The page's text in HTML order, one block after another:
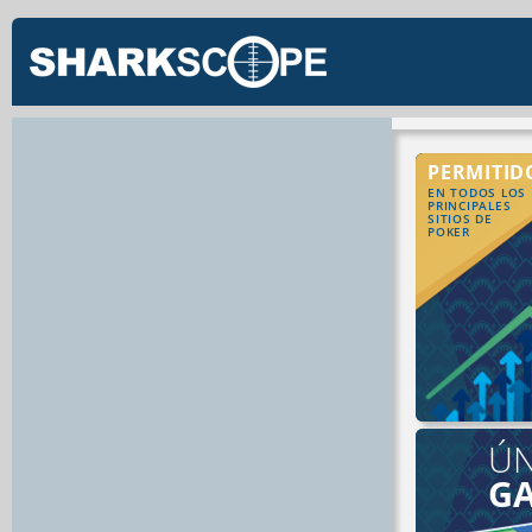
EN TODOS LOS
PRINCIPALES
SITIOS DE
POKER